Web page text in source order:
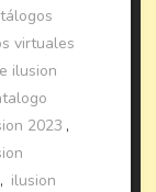
virtuales
ilusion
2023 ,
, ilusion